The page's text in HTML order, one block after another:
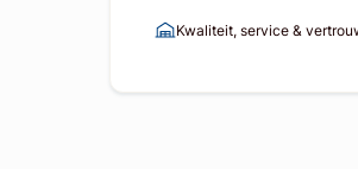
Kwaliteit, service &